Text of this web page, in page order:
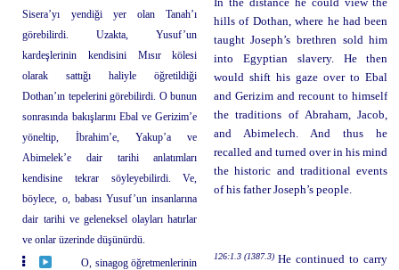
Sisera’yı yendiği yer olan Tanah’ı
görebilirdi. Uzakta, Yusuf’un
kardeşlerinin kendisini Mısır kölesi
olarak sattığı haliyle öğretildiği
Dothan’ın tepelerini görebilirdi. O bunun
sonrasında bakışlarını Ebal ve Gerizim’e
yöneltip, İbrahim’e, Yakup’a ve
Abimelek’e dair tarihi anlatımları
kendisine tekrar söyleyebilirdi. Ve,
böylece, o, babası Yusuf’un insanlarına
dair tarihi ve geleneksel olayları hatırlar
ve onlar üzerinde düşünürdü.
In the distance he could view the
hills of Dothan, where he had been
taught Joseph’s brethren sold him
into Egyptian slavery. He then
would shift his gaze over to Ebal
and Gerizim and recount to himself
the traditions of Abraham, Jacob,
and Abimelech. And thus he
recalled and turned over in his mind
the historic and traditional events
of his father Joseph’s people.
O, sinagog öğretmenlerinin
126:1.3 (1387.3) He continued to carry